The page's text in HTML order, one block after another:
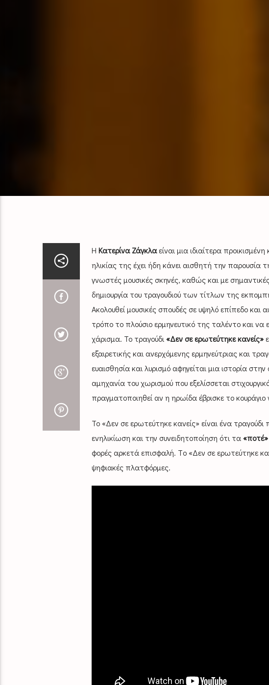
Η Κατερίνα Ζάγκλαείναι μια ιδιαίτερα
ηλικίας της έχει ήδη κάνει αισθητή την
γνωστές μουσικές σκηνές, καθώς και με
δημιουργία του τραγουδιού των τίτλων της
Ακολουθεί μουσικές σπουδές σε υψηλό επίπεδο και
τρόπο το πλούσιο ερμηνευτικό της ταλέντο και
χάρισμα. Το τραγούδι «Δεν σε ερωτεύτηκε κανείς»
εξαιρετικής και ανερχόμενης ερμηνεύτριας και
ευαισθησία και λυρισμό αφηγείται μια ιστορία
αμηχανία του χωρισμού που εξελίσσεται
πραγματοποιηθεί αν η ηρωίδα έβρισκε το
Το «Δεν σε ερωτεύτηκε κανείς» είναι ένα
ενηλικίωση και την συνειδητοποίηση ότι τα«ποτέ»
φορές αρκετά επισφαλή. Tο «Δεν σε ερωτεύτηκε
ψηφιακές πλατφόρμες.